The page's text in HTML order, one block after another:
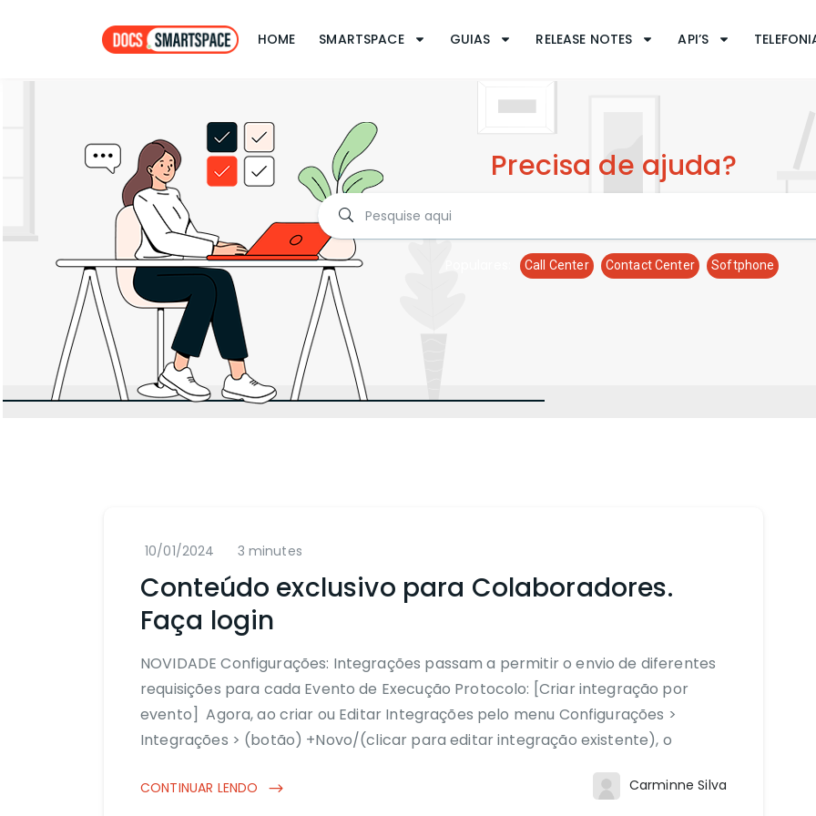
HOME SMARTSPACE GUIAS RELEASE NOTES API’S
Precisa de ajuda?
Call Center Contact Center Softphone
10/01/2024 3 minutes
Conteúdo exclusivo para Colaboradores.
Faça login
NOVIDADE Configurações: Integrações passam a permitir o envio de diferentes
requisições para cada Evento de Execução Protocolo: [Criar integração por
evento] Agora, ao criar ou Editar Integrações pelo menu Configurações >
Integrações > (botão) +Novo/(clicar para editar integração existente), o
CONTINUAR LENDO Carminne Silva